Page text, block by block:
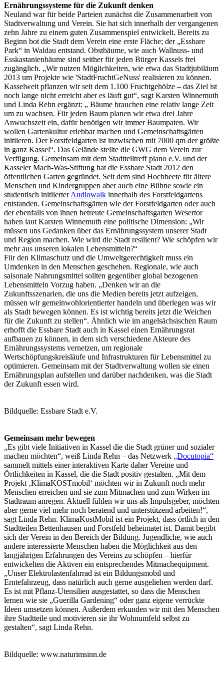
Ernährungssysteme für die Zukunft denken
Neuland war für beide Parteien zunächst die Zusammenarbeit von
Stadtverwaltung und Verein. Sie hat sich innerhalb der vergangenen
zehn Jahre zu einem guten Zusammenspiel entwickelt. Bereits zu
Beginn bot die Stadt dem Verein eine erste Fläche; der „Essbare
Park“ in Waldau entstand. Obstbäume, wie auch Wallnuss- und
Esskastanienbäume sind seither für jeden Bürger Kassels frei
zugänglich. „Wir nutzen Möglichkeiten, wie etwa das Stadtjubiläum
2013 um Projekte wie 'StadtFruchtGeNuss' realisieren zu können.
Kasselweit pflanzen wir seit dem 1.100 Fruchtgehölze – das Ziel ist
noch lange nicht erreicht aber es läuft gut“, sagt Karsten Winnemuth
und Linda Rehn ergänzt: „ Bäume brauchen eine relativ lange Zeit
um zu wachsen. Für jeden Baum planen wir etwa drei Jahre
Anwuchszeit ein, dafür benötigen wir immer Baumpaten. Wir
wollen Gartenkultur erlebbar machen und Gemeinschaftsgärten
initiieren. Der Forstfeldgarten ist inzwischen mit 7000 qm der größte
in ganz Kassel“. Das Gelände stellte die GWG dem Verein zur
Verfügung. Gemeinsam mit dem Stadtteiltreff piano e.V. und der
Kasseler Mach-Was-Stiftung hat die Essbare Stadt 2012 den
öffentlichen Garten gegründet. Seit dem sind Hochbeete für ältere
Menschen und Kindergruppen aber auch eine Bühne sowie ein
studentisch initiierterAudiowalk innerhalb des Forstfeldgartens
entstanden. Gemeinschaftsgärten wie der Forstfeldgarten oder auch
der ebenfalls von ihnen betreute Gemeinschaftsgarten Wesertor
haben laut Karsten Winnemuth eine politische Dimension: „Wir
müssen uns Gedanken über das Ernährungssystem unserer Stadt
und Region machen. Wie wird die Stadt resilient? Wie schöpfen wir
mehr aus unseren lokalen Lebensmitteln?“
Für den Klimaschutz und die Umweltgerechtigkeit muss ein
Umdenken in den Menschen geschehen. Regionale, wie auch
saisonale Nahrungsmittel sollten gegenüber global bezogenen
Lebensmitteln Vorzug haben. „Denken wir an die
Zukunftsszenarien, die uns die Medien bereits jetzt aufzeigen,
müssen wir gemeinwohlorientierter handeln und überlegen was wir
als Stadt bewegen können. Es ist wichtig bereits jetzt die Weichen
für die Zukunft zu stellen“. Ähnlich wie im angelsächsischen Raum
erhofft die Essbare Stadt auch in Kassel einen Ernährungsrat
aufbauen zu können, in dem sich verschiedene Akteure des
Ernährungssystems vernetzen, um regionale
Wertschöpfungskreisläufe und Infrastrukturen für Lebensmittel zu
optimieren. Gemeinsam mit der Stadtverwaltung wollen sie einen
Ernährungsplan aufstellen und darüber nachdenken, was die Stadt
der Zukunft essen wird.
Bildquelle: Essbare Stadt e.V.
Gemeinsam mehr bewegen
„Es gibt viele Initiativen in Kassel die die Stadt grüner und sozialer
machen möchten“, weiß Linda Rehn – das Netzwerk „Docutopia“
sammelt mittels einer interaktiven Karte daher Vereine und
Örtlichkeiten in Kassel, die die Stadt positiv gestalten. „Mit dem
Projekt ‚KlimaKOSTmobil‘ möchten wir in Zukunft noch mehr
Menschen erreichen und sie zum Mitmachen und zum Wirken im
Stadtraum anregen. Aktuell fühlen wir uns als Impulsgeber, möchten
aber gerne viel mehr noch beratend und unterstützend arbeiten!“,
sagt Linda Rehn. KlimaKostMobil ist ein Projekt, dass örtlich in den
Stadtteilen Bettenhausen und Forstfeld beheimatet ist. Damit begibt
sich der Verein in den Bereich der Bildung. Jugendliche, wie auch
andere interessierte Menschen haben die Möglichkeit aus den
langjährigen Erfahrungen des Vereins zu schöpfen – hierfür
entwickelten die Aktiven ein entsprechendes Mitmachequipment.
„Unser Elektrolastenfahrrad ist ein Bildungsmobil und
Erntefahrzeug, dass natürlich auch gerne ausgeliehen werden darf.
Es ist mit Pflanz-Utensilien ausgestattet, so dass die Menschen
lernen wie sie „Guerilla Gardening“ oder ganz eigene verrückte
Ideen umsetzen können. Außerdem erkunden wir mit den Menschen
ihre Stadtteile und motivieren sie ihr Wohnumfeld selbst zu
gestalten“, sagt Linda Rehn.
Bildquelle: www.naturimsinn.de